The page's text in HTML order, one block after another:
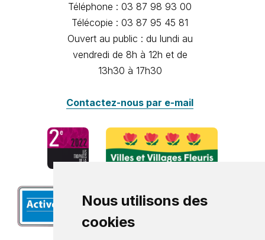
Nous utilisons des
cookies
Téléphone : 03 87 98 93 00
Télécopie : 03 87 95 45 81
Ouvert au public : du lundi au
vendredi de 8h à 12h et de
13h30 à 17h30
Contactez-nous par e-mail